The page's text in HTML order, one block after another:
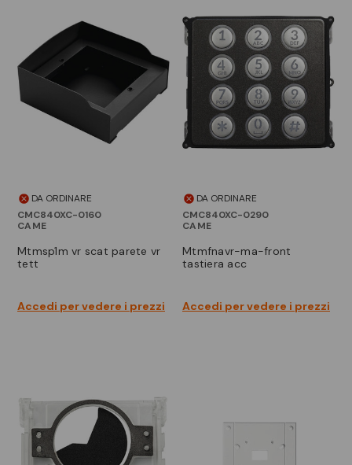
DA ORDINARE
CMC840XC-0160
CAME
mtmsp1m vr scat parete vr
tett
Accedi per vedere i prezzi
DA ORDINARE
CMC840XC-0290
CAME
mtmfnavr-ma-front
tastiera acc
Accedi per vedere i prezzi